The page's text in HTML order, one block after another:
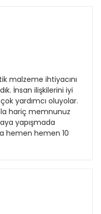
malzeme ihtiyacını
İnsan ilişkilerini iyi
yardımcı oluyolar.
hariç memnunuz
yapışmada
hemen hemen 10